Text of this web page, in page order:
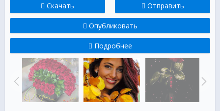
Скачать Отправить
Опубликовать
Подробнее